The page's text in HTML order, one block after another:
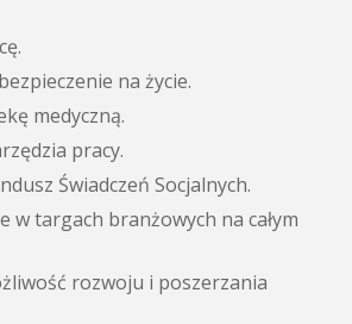
na życie.
medyczną.
pracy.
Świadczeń Socjalnych.
w targach branżowych na całym
rozwoju i poszerzania